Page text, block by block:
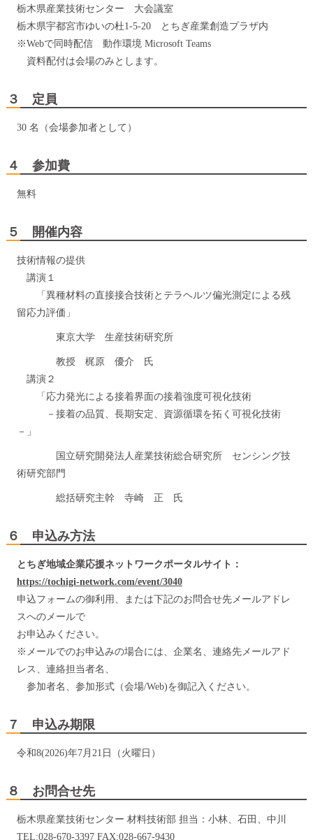
栃木県産業技術センター 大会議室
栃木県宇都宮市ゆいの杜1-5-20 とちぎ産業創造プラザ内
※Webで同時配信 動作環境 Microsoft Teams
資料配付は会場のみとします。
３ 定員
30 名（会場参加者として）
４ 参加費
無料
５ 開催内容
技術情報の提供
講演１
「異種材料の直接接合技術とテラヘルツ偏光測定による残
留応力評価」
東京大学 生産技術研究所
教授 梶原 優介 氏
講演２
「応力発光による接着界面の接着強度可視化技術
－接着の品質、長期安定、資源循環を拓く可視化技術
－」
国立研究開発法人産業技術総合研究所 センシング技
術研究部門
総括研究主幹 寺崎 正 氏
６ 申込み方法
とちぎ地域企業応援ネットワークポータルサイト：
https://tochigi-network.com/event/3040
申込フォームの御利用、または下記のお問合せ先メールアドレ
スへのメールで
お申込みください。
※メールでのお申込みの場合には、企業名、連絡先メールアド
レス、連絡担当者名、
参加者名、参加形式（会場/Web)を御記入ください。
７ 申込み期限
令和8(2026)年7月21日（火曜日）
８ お問合せ先
栃木県産業技術センター 材料技術部 担当：小林、石田、中川
TEL:028-670-3397 FAX:028-667-9430